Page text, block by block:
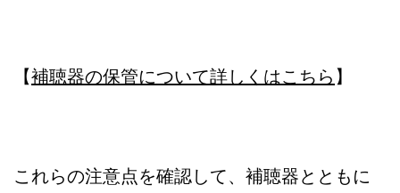
【 補聴器の保管について詳しくはこちら 】
これらの注意点を確認して、補聴器とともに